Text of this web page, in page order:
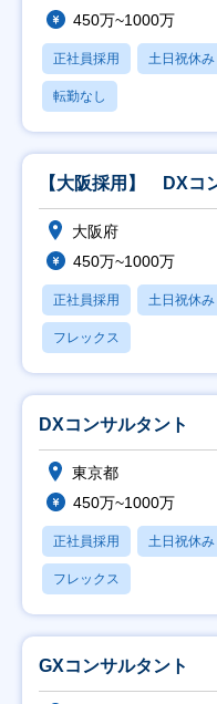
450万~1000万
正社員採用 土日祝休み
転勤なし
【大阪採用】 DXコ
大阪府
450万~1000万
正社員採用 土日祝休み
フレックス
DXコンサルタント
東京都
450万~1000万
正社員採用 土日祝休み
フレックス
GXコンサルタント